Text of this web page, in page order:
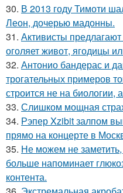
30. В 2013 году Тимоти
Леон, дочерью мадонны.
31. Активисты
оголяет живот, ягодицы
32. Антонио бандерас и
трогательных примеров
строится не на биологии,
33. Слишком мощная
34. Рэпер Xzibit залпом
прямо на концерте в
35. Не можем не
больше напоминает
контента.